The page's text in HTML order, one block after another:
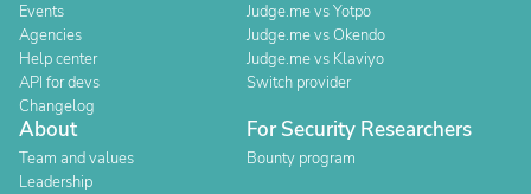
Events
Agencies
Help center
API for devs
Changelog
Judge.me vs Yotpo
Judge.me vs Okendo
Judge.me vs Klaviyo
Switch provider
About
Team and values
Leadership
For Security Researchers
Bounty program